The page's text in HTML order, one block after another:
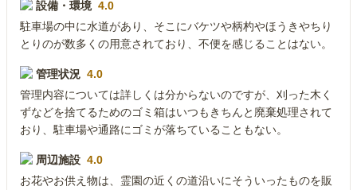
設備・環境 4.0
駐車場の中に水道があり、そこにバケツや柄杓やほうきやちり
とりのが数多くの用意されており、不便を感じることはない。
管理状況 4.0
管理内容については詳しくは分からないのですが、刈った木く
ずなどを捨てるためのゴミ箱はいつもきちんと廃棄処理されて
おり、駐車場や通路にゴミが落ちていることもない。
周辺施設 4.0
お花やお供え物は、霊園の近くの道沿いにそういったものを販